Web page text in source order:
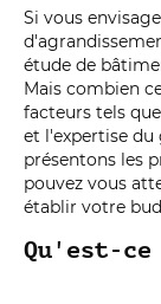
Si vous
étude de
Mais combien
facteurs tels
et l'expertise du
présentons les
pouvez vous
établir votre
Qu'est-ce